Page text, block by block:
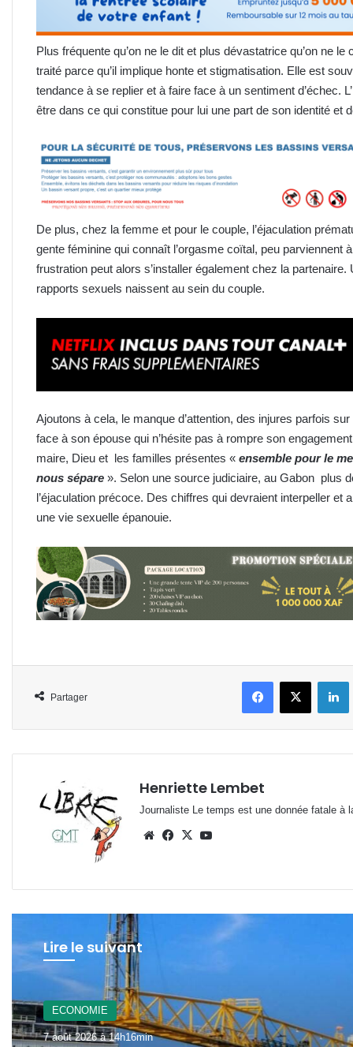
Plus fréquente qu’on ne le dit et plus dévastatrice qu’on ne
traité parce qu’il implique honte et stigmatisation. Elle est
tendance à se replier et à faire face à un sentiment d’échec.
être dans ce qui constitue pour lui une part de son identité et
De plus, chez la femme et pour le couple, l’éjaculation
gente féminine qui connaît l’orgasme coïtal, peu parviennent
frustration peut alors s’installer également chez la
rapports sexuels naissent au sein du couple.
Ajoutons à cela, le manque d’attention, des injures parfois
face à son épouse qui n’hésite pas à rompre son
maire, Dieu et les familles présentes « ensemble pour le
nous sépare ». Selon une source judiciaire, au Gabon plus
l’éjaculation précoce. Des chiffres qui devraient interpeller
une vie sexuelle épanouie.
Partager
FacebookX
Henriette Lembet
Journaliste Le temps est une donnée fatale à
WebsiteFacebook
X
Lire le suivant
ECONOMIE
A La Une
7 août 2026 à 12h21min